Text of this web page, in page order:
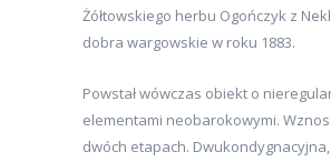
Żółtowskiego herbu Ogończyk z
dobra wargowskie w roku 1883.
Powstał wówczas obiekt o
elementami neobarokowymi.
dwóch etapach. Dwukondygnacyjna,